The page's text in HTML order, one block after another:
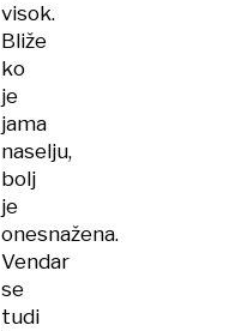
visok.
Bliže
ko
je
jama
naselju,
bolj
je
onesnažena.
Vendar
se
tudi